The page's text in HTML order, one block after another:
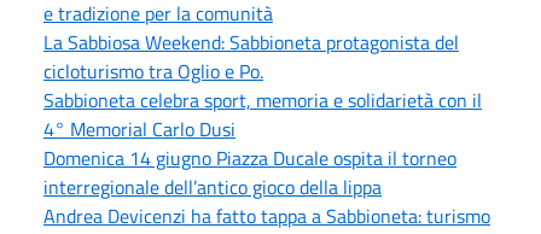
e tradizione per la comunità
La Sabbiosa Weekend: Sabbioneta protagonista del
cicloturismo tra Oglio e Po.
Sabbioneta celebra sport, memoria e solidarietà con il
4° Memorial Carlo Dusi
Domenica 14 giugno Piazza Ducale ospita il torneo
interregionale dell’antico gioco della lippa
Andrea Devicenzi ha fatto tappa a Sabbioneta: turismo